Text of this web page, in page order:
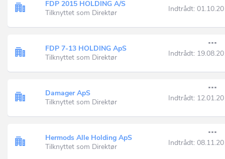
FDP 2015 HOLDING A/S
Tilknyttet som Direktør
Indtrådt:
FDP 7-13 HOLDING ApS
Tilknyttet som Direktør
Indtrådt:
Damager ApS
Tilknyttet som Direktør
Indtrådt:
Hermods Alle Holding ApS
Tilknyttet som Direktør
Indtrådt: